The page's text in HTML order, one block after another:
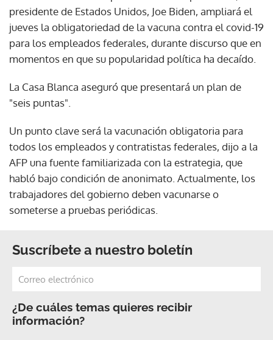
presidente de Estados Unidos, Joe Biden, ampliará el
jueves la obligatoriedad de la vacuna contra el covid-19
para los empleados federales, durante discurso que en
momentos en que su popularidad política ha decaído.
La Casa Blanca aseguró que presentará un plan de
"seis puntas".
Un punto clave será la vacunación obligatoria para
todos los empleados y contratistas federales, dijo a la
AFP una fuente familiarizada con la estrategia, que
habló bajo condición de anonimato. Actualmente, los
trabajadores del gobierno deben vacunarse o
someterse a pruebas periódicas.
Suscríbete a nuestro boletín
¿De cuáles temas quieres recibir
información?